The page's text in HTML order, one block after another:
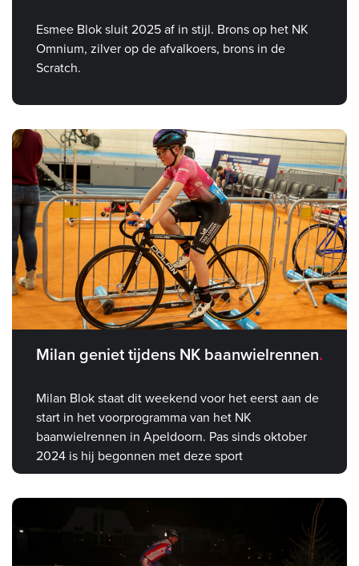
Esmee Blok sluit 2025 af in stijl. Brons op het NK
Omnium, zilver op de afvalkoers, brons in de
Scratch.
Milan geniet tijdens NK baanwielrennen
Milan Blok staat dit weekend voor het eerst aan de
start in het voorprogramma van het NK
baanwielrennen in Apeldoorn. Pas sinds oktober
2024 is hij begonnen met deze sport